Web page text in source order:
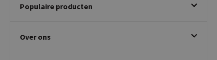
Betalen & annuleren
Klachtafhandeling
Populaire producten
Draaibare eetkamerstoelen
Over ons